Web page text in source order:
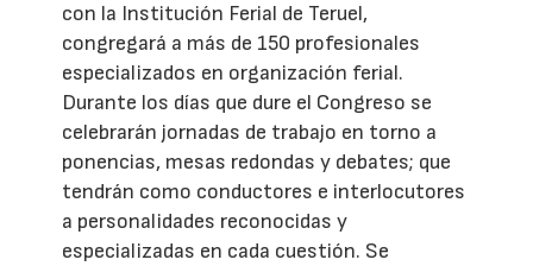
con la Institución Ferial de Teruel,
congregará a más de 150 profesionales
especializados en organización ferial.
Durante los días que dure el Congreso se
celebrarán jornadas de trabajo en torno a
ponencias, mesas redondas y debates; que
tendrán como conductores e interlocutores
a personalidades reconocidas y
especializadas en cada cuestión. Se